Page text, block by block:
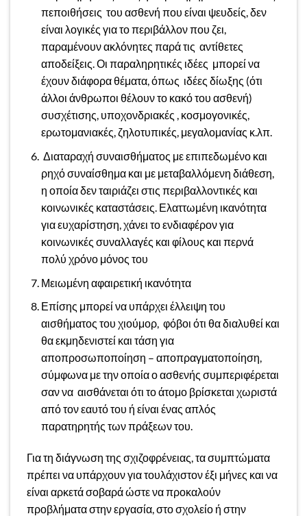
πεποιθήσεις του ασθενή που είναι ψευδείς, δεν
είναι λογικές για το περιβάλλον που ζει,
παραμένουν ακλόνητες παρά τις αντίθετες
αποδείξεις. Οι παραληρητικές ιδέες μπορεί να
έχουν διάφορα θέματα, όπως ιδέες δίωξης (ότι
άλλοι άνθρωποι θέλουν το κακό του ασθενή)
συσχέτισης, υποχονδριακές , κοσμογονικές,
ερωτομανιακές, ζηλοτυπικές, μεγαλομανίας κ.λπ.
Διαταραχή συναισθήματος με επιπεδωμένο και
ρηχό συναίσθημα και με μεταβαλλόμενη διάθεση,
η οποία δεν ταιριάζει στις περιβαλλοντικές και
κοινωνικές καταστάσεις. Ελαττωμένη ικανότητα
για ευχαρίστηση, χάνει το ενδιαφέρον για
κοινωνικές συναλλαγές και φίλους και περνά
πολύ χρόνο μόνος του
Μειωμένη αφαιρετική ικανότητα
Επίσης μπορεί να υπάρχει έλλειψη του
αισθήματος του χιούμορ, φόβοι ότι θα διαλυθεί και
θα εκμηδενιστεί και τάση για
αποπροσωποποίηση – αποπραγματοποίηση,
σύμφωνα με την οποία ο ασθενής συμπεριφέρεται
σαν να αισθάνεται ότι το άτομο βρίσκεται χωριστά
από τον εαυτό του ή είναι ένας απλός
παρατηρητής των πράξεων του.
Για τη διάγνωση της σχιζοφρένειας, τα συμπτώματα
πρέπει να υπάρχουν για τουλάχιστον έξι μήνες και να
είναι αρκετά σοβαρά ώστε να προκαλούν
προβλήματα στην εργασία, στο σχολείο ή στην